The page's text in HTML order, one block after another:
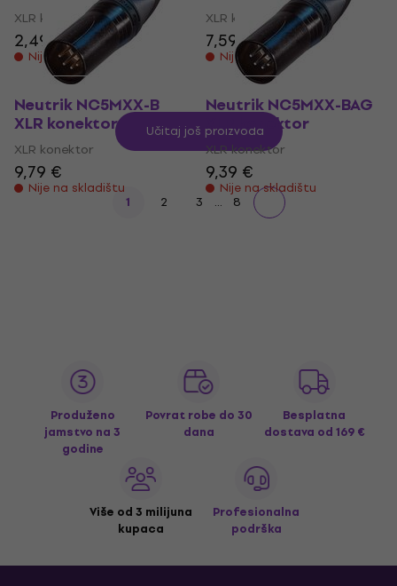
XLR konektor
2,49 €
Nije na skladištu
XLR konektor
7,59 €
Nije na skladištu
Neutrik NC5MXX-B
XLR konektor
XLR konektor
9,79 €
Nije na skladištu
Neutrik NC5MXX-BAG
XLR konektor
XLR konektor
9,39 €
Nije na skladištu
Učitaj još proizvoda
1 2 3 ... 8
Produženo
jamstvo na 3
godine
Povrat robe do 30
dana
Besplatna
dostava od 169 €
Više od 3 milijuna
kupaca
Profesionalna
podrška